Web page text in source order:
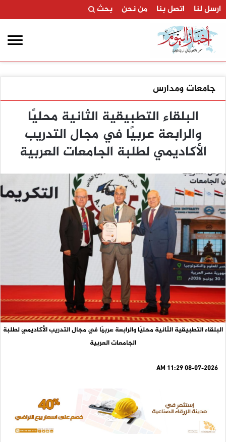
ارسل لنا اتصل بنا من نحن بحث
جامعات ومدارس
البلقاء التطبيقية الثانية محليًا
والرابعة عربيًا في مجال التدريب
الأكاديمي لطلبة الجامعات العربية
البلقاء التطبيقية الثانية محليًا والرابعة عربيًا في مجال التدريب الأكاديمي لطلبة
الجامعات العربية
08-07-2026 11:29 AM